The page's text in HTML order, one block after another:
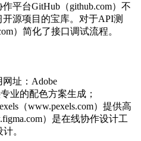
平台GitHub（github.com）不
源项目的宝库。对于API测
）简化了接口调试流程。
址：Adobe
业的配色方案生成；
（www.pexels.com）提供高
）是在线协作设计工
。